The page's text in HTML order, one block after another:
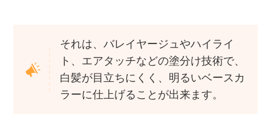
それは、バレイヤージュやハイライ
ト、エアタッチなどの塗分け技術で、
白髪が目立ちにくく、明るいベースカ
ラーに仕上げることが出来ます。